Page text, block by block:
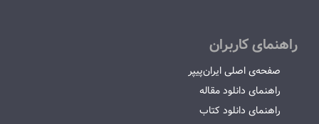
راهنمای کاربران
صفحه‌ی اصلی ایران‌پیپر
راهنمای دانلود مقاله
راهنمای دانلود کتاب